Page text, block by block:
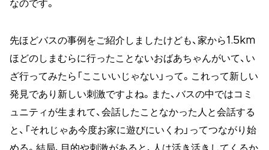
なのです。
先ほどバスの事例をご紹介しましたけども、家から1.5km
ほどのしまむらに行ったことないおばあちゃんがいて、い
ざ行ってみたら「ここいいじゃない」って。これって新しい
発見であり新しい刺激ですよね。また、バスの中ではコミ
ュニティが生まれて、会話したことなかった人と会話する
と、「それじゃあ今度お家に遊びにいくわ」ってつながり始